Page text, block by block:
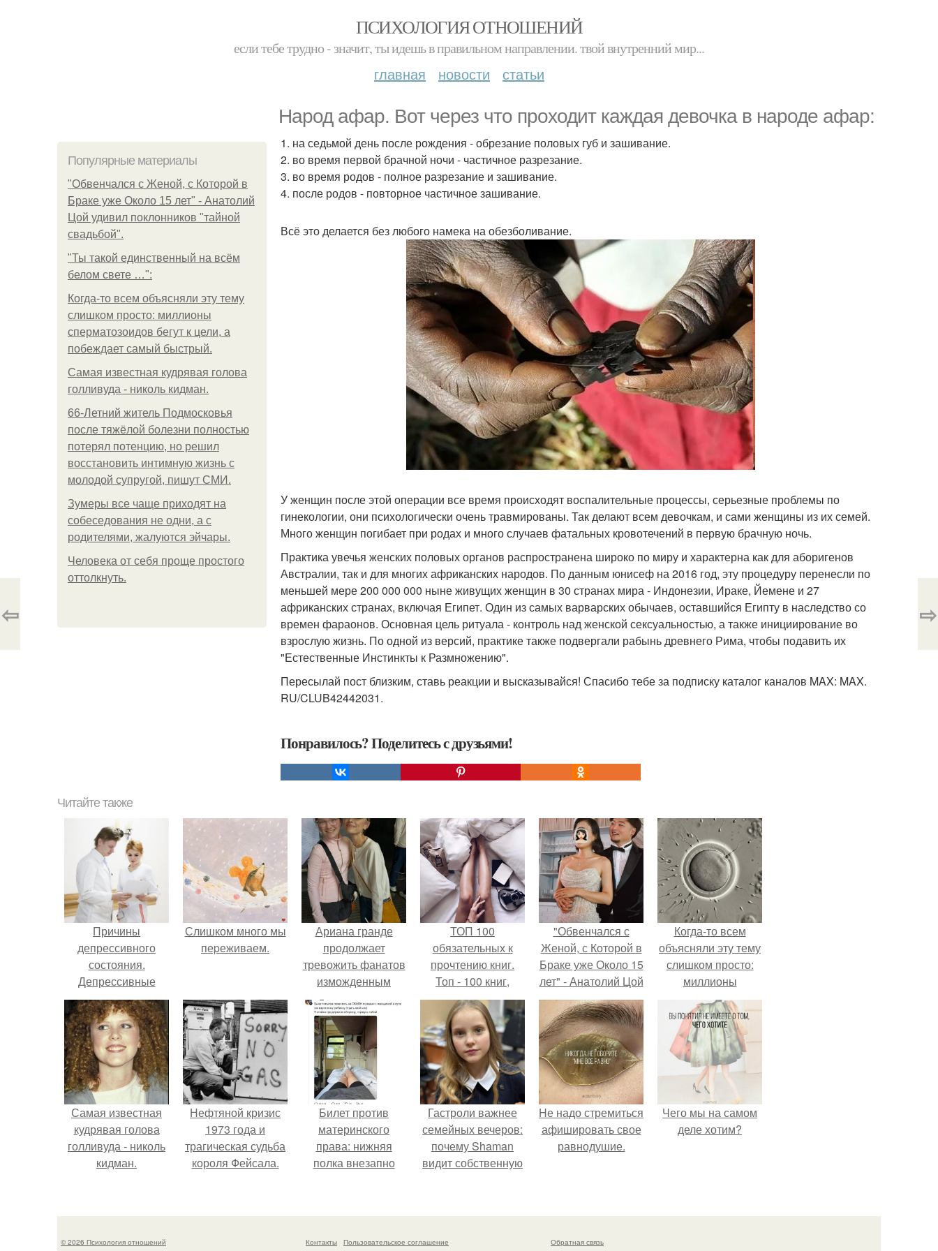
ПСИХОЛОГИЯ ОТНОШЕНИЙ
если тебе трудно - значит, ты идешь в правильном направлении. твой внутренний мир...
главная новости статьи
Народ афар. Вот через что проходит каждая девочка в народе афар:
Популярные материалы
"Обвенчался с Женой, с Которой в
Браке уже Около 15 лет" - Анатолий
Цой удивил поклонников "тайной
свадьбой".
"Ты такой единственный на всём
белом свете …":
Когда-то всем объясняли эту тему
слишком просто: миллионы
сперматозоидов бегут к цели, а
побеждает самый быстрый.
Самая известная кудрявая голова
голливуда - николь кидман.
66-Летний житель Подмосковья
после тяжёлой болезни полностью
потерял потенцию, но решил
восстановить интимную жизнь с
молодой супругой, пишут СМИ.
Зумеры все чаще приходят на
собеседования не одни, а с
родителями, жалуются эйчары.
Человека от себя проще простого
оттолкнуть.
1. на седьмой день после рождения - обрезание половых губ и зашивание.
2. во время первой брачной ночи - частичное разрезание.
3. во время родов - полное разрезание и зашивание.
4. после родов - повторное частичное зашивание.
Всё это делается без любого намека на обезболивание.
У женщин после этой операции все время происходят воспалительные процессы, серьезные проблемы по
гинекологии, они психологически очень травмированы. Так делают всем девочкам, и сами женщины из их семей.
Много женщин погибает при родах и много случаев фатальных кровотечений в первую брачную ночь.
Практика увечья женских половых органов распространена широко по миру и характерна как для аборигенов
Австралии, так и для многих африканских народов. По данным юнисеф на 2016 год, эту процедуру перенесли по
меньшей мере 200 000 000 ныне живущих женщин в 30 странах мира - Индонезии, Ираке, Йемене и 27
африканских странах, включая Египет. Один из самых варварских обычаев, оставшийся Египту в наследство со
времен фараонов. Основная цель ритуала - контроль над женской сексуальностью, а также инициирование во
взрослую жизнь. По одной из версий, практике также подвергали рабынь древнего Рима, чтобы подавить их
"Естественные Инстинкты к Размножению".
Пересылай пост близким, ставь реакции и высказывайся! Спасибо тебе за подписку каталог каналов MAX: MAX.
RU/CLUB42442031.
Понравилось? Поделитесь с друзьями!
⇦ ⇨
Читайте также
Причины
депрессивного
состояния.
Депрессивные
состояния и их
основные виды
Слишком много мы
пеpеживаем.
Ариана гранде
продолжает
тревожить фанатов
изможденным
ТОП 100
обязательных к
прочтению книг.
Топ - 100 книг,
которые нужно
прочитать, чтобы
понимать себя и
других.
"Обвенчался с
Женой, с Которой в
Браке уже Около 15
лет" - Анатолий Цой
удивил
поклонников
"тайной свадьбой".
Когда-то всем
объясняли эту тему
слишком просто:
миллионы
сперматозоидов
бегут к цели, а
побеждает самый
быстрый.
Самая известная
кудрявая голова
голливуда - николь
кидман.
Нефтяной кризис
1973 года и
трагическая судьба
короля Фейсала.
Билет против
материнского
права: нижняя
полка внезапно
Гастроли важнее
семейных вечеров:
почему Shaman
видит собственную
вживую.
Hе надо стремиться
афишировать свое
равнодушие.
Чего мы на самом
деле хотим?
© 2026 Психология отношений Контакты Пользовательское соглашение Обратная связь